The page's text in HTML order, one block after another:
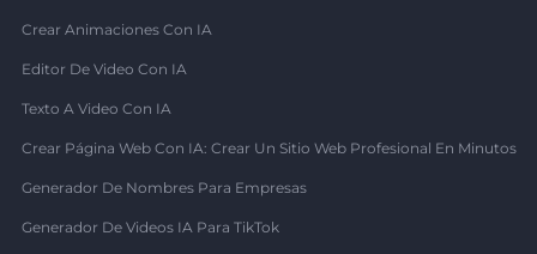
Crear Animaciones Con IA
Editor De Video Con IA
Texto A Video Con IA
Crear Página Web Con IA: Crear Un Sitio Web Profesional En Minutos
Generador De Nombres Para Empresas
Generador De Videos IA Para TikTok